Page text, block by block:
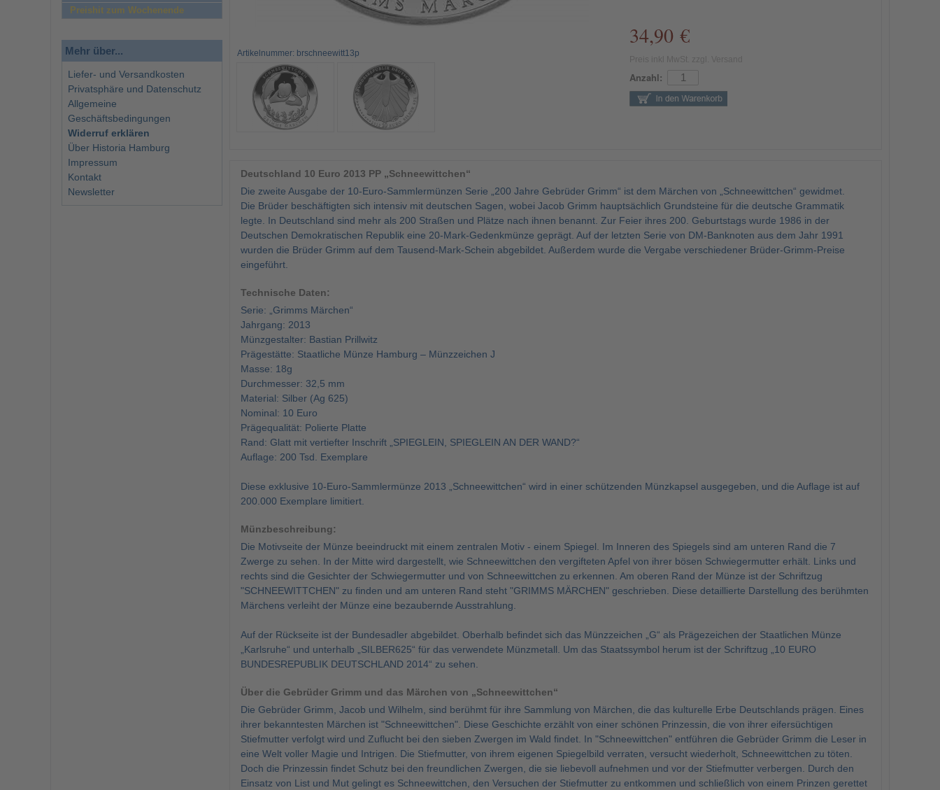
Artikelnummer: brschneewitt13p
34,90 €
Anzahl:
Deutschland 10 Euro 2013 PP „Schneewittchen“
Die zweite Ausgabe der 10-Euro-Sammlermünzen Serie „200 Jahre Gebrüder Grimm“ ist dem Märchen von „Schneewittchen“ gewidmet.
Die Brüder beschäftigten sich intensiv mit deutschen Sagen, wobei Jacob Grimm hauptsächlich Grundsteine für die deutsche Grammatik
legte. In Deutschland sind mehr als 200 Straßen und Plätze nach ihnen benannt. Zur Feier ihres 200. Geburtstags wurde 1986 in der
Deutschen Demokratischen Republik eine 20-Mark-Gedenkmünze geprägt. Auf der letzten Serie von DM-Banknoten aus dem Jahr 1991
wurden die Brüder Grimm auf dem Tausend-Mark-Schein abgebildet. Außerdem wurde die Vergabe verschiedener Brüder-Grimm-Preise
eingeführt.
Technische Daten:
Serie: „Grimms Märchen“
Jahrgang: 2013
Münzgestalter: Bastian Prillwitz
Prägestätte: Staatliche Münze Hamburg – Münzzeichen J
Masse: 18g
Durchmesser: 32,5 mm
Material: Silber (Ag 625)
Nominal: 10 Euro
Prägequalität: Polierte Platte
Rand: Glatt mit vertiefter Inschrift „SPIEGLEIN, SPIEGLEIN AN DER WAND?“
Auflage: 200 Tsd. Exemplare
Diese exklusive 10-Euro-Sammlermünze 2013 „Schneewittchen“ wird in einer schützenden Münzkapsel ausgegeben, und die Auflage ist auf
200.000 Exemplare limitiert.
Münzbeschreibung:
Die Motivseite der Münze beeindruckt mit einem zentralen Motiv - einem Spiegel. Im Inneren des Spiegels sind am unteren Rand die 7
Zwerge zu sehen. In der Mitte wird dargestellt, wie Schneewittchen den vergifteten Apfel von ihrer bösen Schwiegermutter erhält. Links und
rechts sind die Gesichter der Schwiegermutter und von Schneewittchen zu erkennen. Am oberen Rand der Münze ist der Schriftzug
"SCHNEEWITTCHEN" zu finden und am unteren Rand steht "GRIMMS MÄRCHEN" geschrieben. Diese detaillierte Darstellung des berühmten
Märchens verleiht der Münze eine bezaubernde Ausstrahlung.
Auf der Rückseite ist der Bundesadler abgebildet. Oberhalb befindet sich das Münzzeichen „G“ als Prägezeichen der Staatlichen Münze
„Karlsruhe“ und unterhalb „SILBER625“ für das verwendete Münzmetall. Um das Staatssymbol herum ist der Schriftzug „10 EURO
BUNDESREPUBLIK DEUTSCHLAND 2014“ zu sehen.
Über die Gebrüder Grimm und das Märchen von „Schneewittchen“
Die Gebrüder Grimm, Jacob und Wilhelm, sind berühmt für ihre Sammlung von Märchen, die das kulturelle Erbe Deutschlands prägen. Eines
ihrer bekanntesten Märchen ist "Schneewittchen". Diese Geschichte erzählt von einer schönen Prinzessin, die von ihrer eifersüchtigen
Stiefmutter verfolgt wird und Zuflucht bei den sieben Zwergen im Wald findet. In "Schneewittchen" entführen die Gebrüder Grimm die Leser in
eine Welt voller Magie und Intrigen. Die Stiefmutter, von ihrem eigenen Spiegelbild verraten, versucht wiederholt, Schneewittchen zu töten.
Doch die Prinzessin findet Schutz bei den freundlichen Zwergen, die sie liebevoll aufnehmen und vor der Stiefmutter verbergen. Durch den
Einsatz von List und Mut gelingt es Schneewittchen, den Versuchen der Stiefmutter zu entkommen und schließlich von einem Prinzen gerettet
Preishit zum Wochenende
Mehr über...
Liefer- und Versandkosten
Privatsphäre und Datenschutz
Allgemeine
Geschäftsbedingungen
Widerruf erklären
Über Historia Hamburg
Impressum
Kontakt
Newsletter